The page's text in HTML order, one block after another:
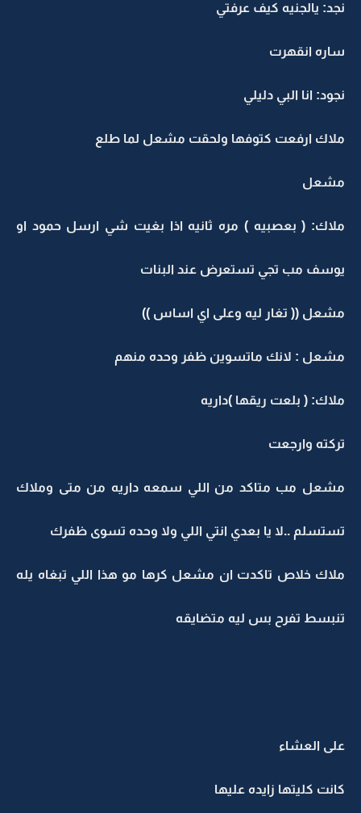
نجد: يالجنيه كيف عرفتي
ساره انقهرت
نجود: انا البي دليلي
ملاك ارفعت كتوفها ولحقت مشعل لما طلع
مشعل
ملاك: ( بعصبيه ) مره ثانيه اذا بغيت شي ارسل حمود او
يوسف مب تجي تستعرض عند البنات
مشعل (( تغار ليه وعلى اي اساس ))
مشعل : لانك ماتسوين ظفر وحده منهم
ملاك: ( بلعت ريقها )داريه
تركته وارجعت
مشعل مب متاكد من اللي سمعه داريه من متى وملاك
تستسلم ..لا يا بعدي انتي اللي ولا وحده تسوى ظفرك
ملاك خلاص تاكدت ان مشعل كرها مو هذا اللي تبغاه يله
تنبسط تفرح بس ليه متضايقه
على العشاء
كانت كليتها زايده عليها